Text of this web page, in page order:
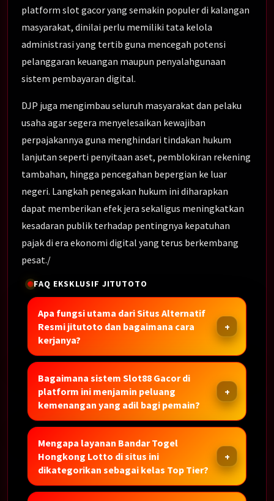
platform slot gacor yang semakin populer di kalangan
masyarakat, dinilai perlu memiliki tata kelola
administrasi yang tertib guna mencegah potensi
pelanggaran keuangan maupun penyalahgunaan
sistem pembayaran digital.
DJP juga mengimbau seluruh masyarakat dan pelaku
usaha agar segera menyelesaikan kewajiban
perpajakannya guna menghindari tindakan hukum
lanjutan seperti penyitaan aset, pemblokiran rekening
tambahan, hingga pencegahan bepergian ke luar
negeri. Langkah penegakan hukum ini diharapkan
dapat memberikan efek jera sekaligus meningkatkan
kesadaran publik terhadap pentingnya kepatuhan
pajak di era ekonomi digital yang terus berkembang
pesat./
FAQ EKSKLUSIF JITUTOTO
Apa fungsi utama dari Situs Alternatif
Resmi jitutoto dan bagaimana cara
kerjanya?
Bagaimana sistem Slot88 Gacor di
platform ini menjamin peluang
kemenangan yang adil bagi pemain?
Mengapa layanan Bandar Togel
Hongkong Lotto di situs ini
dikategorikan sebagai kelas Top Tier?